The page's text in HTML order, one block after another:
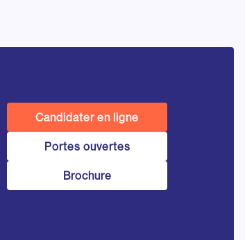
Candidater en ligne
Portes ouvertes
Brochure